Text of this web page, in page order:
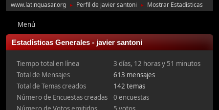
www.latinquasar.org ► Perfil de javier santoni ► Mostrar Estadísticas
Menú
Estadísticas Generales - javier santoni
Tiempo total en línea
3 días, 12 horas y 51 minutos
Total de Mensajes
613 mensajes
Total de Temas creados
142 temas
Número de Encuestas creadas
0 encuestas